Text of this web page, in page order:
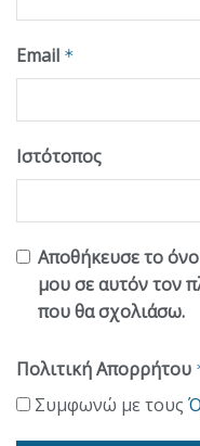
Email *
Ιστότοπος
Αποθήκευσε το
μου σε αυτόν τον
που θα σχολιάσω.
Πολιτική Απορρήτου
Συμφωνώ με τους